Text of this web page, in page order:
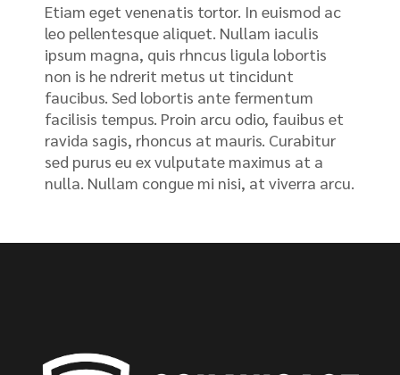
Etiam eget venenatis tortor. In euismod ac
leo pellentesque aliquet. Nullam iaculis
ipsum magna, quis rhncus ligula lobortis
non is he ndrerit metus ut tincidunt
faucibus. Sed lobortis ante fermentum
facilisis tempus. Proin arcu odio, fauibus et
ravida sagis, rhoncus at mauris. Curabitur
sed purus eu ex vulputate maximus at a
nulla. Nullam congue mi nisi, at viverra arcu.